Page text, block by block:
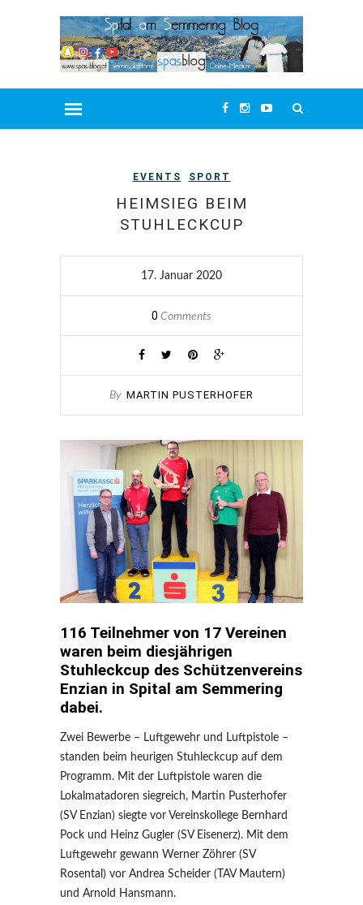
EVENTS SPORT
HEIMSIEG BEIM
STUHLECKCUP
17. Januar 2020
0 Comments
By MARTIN PUSTERHOFER
116 Teilnehmer von 17 Vereinen
waren beim diesjährigen
Stuhleckcup des Schützenvereins
Enzian in Spital am Semmering
dabei.
Zwei Bewerbe – Luftgewehr und Luftpistole –
standen beim heurigen Stuhleckcup auf dem
Programm. Mit der Luftpistole waren die
Lokalmatadoren siegreich, Martin Pusterhofer
(SV Enzian) siegte vor Vereinskollege Bernhard
Pock und Heinz Gugler (SV Eisenerz). Mit dem
Luftgewehr gewann Werner Zöhrer (SV
Rosental) vor Andrea Scheider (TAV Mautern)
und Arnold Hansmann.